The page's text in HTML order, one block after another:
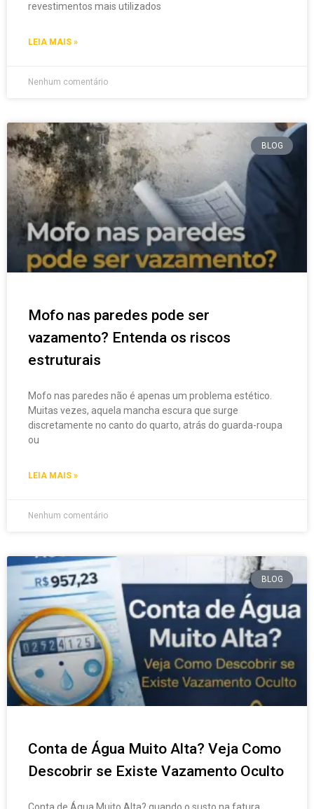
revestimentos mais utilizados
LEIA MAIS »
Nenhum comentário
BLOG
Mofo nas paredes pode ser
vazamento? Entenda os riscos
estruturais
Mofo nas paredes não é apenas um problema estético.
Muitas vezes, aquela mancha escura que surge
discretamente no canto do quarto, atrás do guarda-roupa
ou
LEIA MAIS »
Nenhum comentário
BLOG
Conta de Água Muito Alta? Veja Como
Descobrir se Existe Vazamento Oculto